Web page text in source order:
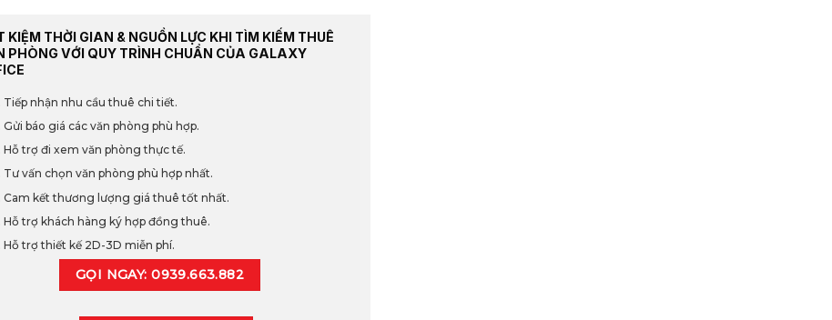
KIỆM THỜI GIAN & NGUỒN LỰC KHI TÌM KIẾM THUÊ
PHÒNG VỚI QUY TRÌNH CHUẨN CỦA GALAXY
Tiếp nhận nhu cầu thuê chi tiết.
Gửi báo giá các văn phòng phù hợp.
Hỗ trợ đi xem văn phòng thực tế.
Tư vấn chọn văn phòng phù hợp nhất.
Cam kết thương lượng giá thuê tốt nhất.
Hỗ trợ khách hàng ký hợp đồng thuê.
Hỗ trợ thiết kế 2D-3D miễn phí.
GỌI NGAY: 0939.663.882